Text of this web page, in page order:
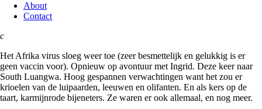
About
Contact
c
Het Afrika virus sloeg weer toe (zeer besmettelijk en gelukkig is er
geen vaccin voor). Opnieuw op avontuur met Ingrid. Deze keer naar
South Luangwa. Hoog gespannen verwachtingen want het zou er
krioelen van de luipaarden, leeuwen en olifanten. En als kers op de
taart, karmijnrode bijeneters. Ze waren er ook allemaal, en nog meer.